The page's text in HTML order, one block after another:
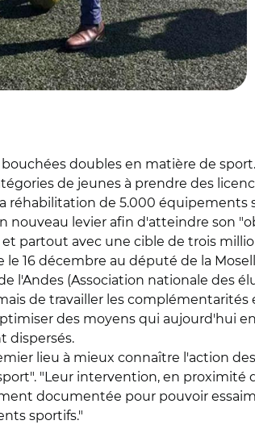
doubles en matière de sport.
de jeunes à prendre des
réhabilitation de 5.000
levier afin d'atteindre son
partout avec une cible de trois
16 décembre au député de la
l'Andes (Association nationale des
de travailler les complémentarités
des moyens qui aujourd'hui
dispersés.
lieu à mieux connaître l'action
"Leur intervention, en proximité
documentée pour pouvoir
sportifs."